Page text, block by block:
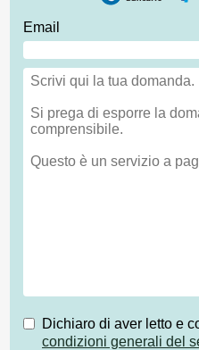
Email
Dichiaro di aver letto e
condizioni generali del